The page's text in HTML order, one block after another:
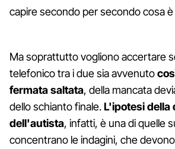
capire secondo per secondo cosa
Ma soprattutto vogliono accertare
telefonico tra i due sia avvenuto
fermata saltata, della mancata
dello schianto finale.L'ipotesi della
dell'autista, infatti, è una di quelle
concentrano le indagini, che